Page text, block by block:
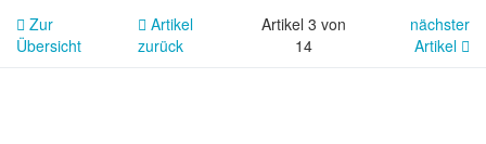
Zur
Übersicht
Artikel
zurück
Artikel 3 von
14
nächster
Artikel